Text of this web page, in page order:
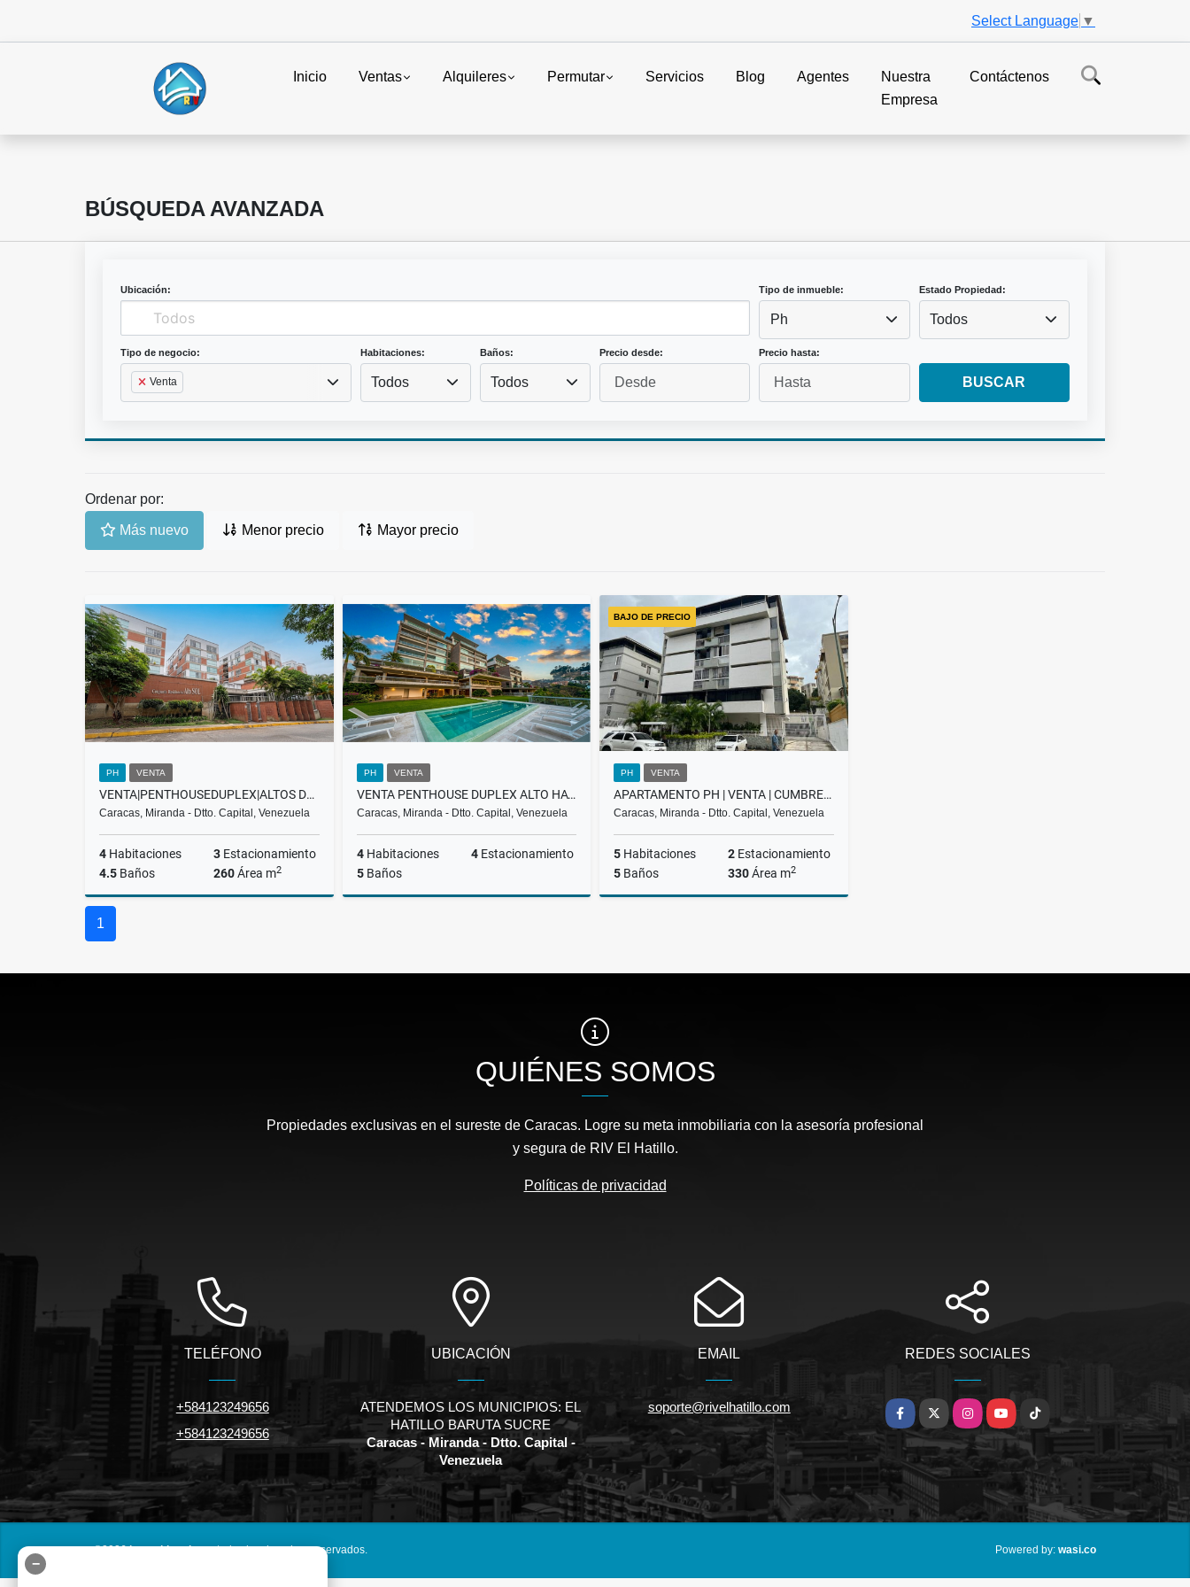
Select Language ▼
Inicio Ventas Alquileres Permutar Servicios Blog Agentes
Nuestra
Empresa
Contáctenos
BÚSQUEDA AVANZADA
Ubicación: Tipo de inmueble:
Ph
Estado Propiedad:
Todos
Tipo de negocio:
Venta
Habitaciones:
Todos
Baños:
Todos
Precio desde: Precio hasta:
BUSCAR
Ordenar por:
Más nuevo Menor precio Mayor precio
PH VENTA
VENTA|PENTHOUSEDUPLEX|ALTOS DE VLLANUEVA|EL HATILLO $ 260.000
Caracas, Miranda - Dtto. Capital, Venezuela
4 Habitaciones 3 Estacionamiento
4.5 Baños 260Área m2
PH VENTA
VENTA PENTHOUSE DUPLEX ALTO HATILLO | $460K | FINANCIAMIENTO
Caracas, Miranda - Dtto. Capital, Venezuela
4Habitaciones 4Estacionamiento
5Baños
BAJO DE PRECIO
PH VENTA
APARTAMENTO PH | VENTA | CUMBRES DE CURUMO |
Caracas, Miranda - Dtto. Capital, Venezuela
5 Habitaciones 2 Estacionamiento
5 Baños 330Área m2
1
QUIÉNES SOMOS
Propiedades exclusivas en el sureste de Caracas. Logre su meta inmobiliaria con la asesoría profesional
y segura de RIV El Hatillo.
Políticas de privacidad
TELÉFONO
+584123249656
+584123249656
UBICACIÓN
ATENDEMOS LOS MUNICIPIOS: EL
HATILLO BARUTA SUCRE
Caracas - Miranda - Dtto. Capital -
Venezuela
EMAIL
soporte@rivelhatillo.com
REDES SOCIALES
Facebook
X InstagramYouTubeTikTok
©2026inmuebles.riv.ve, todos los derechos reservados. Powered by: wasi.co
−